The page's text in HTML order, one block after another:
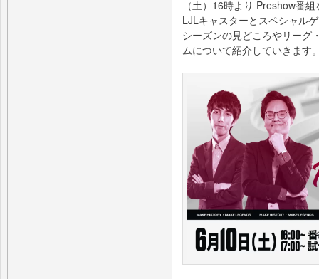
（土）16時より Preshow番
LJLキャスターとスペシャル
シーズンの見どころやリーグ
ムについて紹介していきます